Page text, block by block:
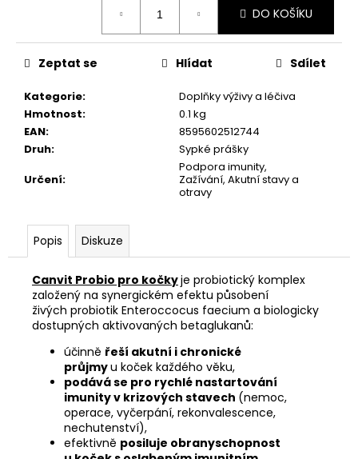
DO KOŠÍKU
Kategorie:
Doplňky výživy a léčiva
Hmotnost:
0.1 kg
EAN:
8595602512744
Druh:
Sypké prášky
Určení:
Podpora imunity,
Zažívání, Akutní stavy a
otravy
Zeptat se Hlídat Sdílet
Popis Diskuze
Canvit Probio pro kočkyje probiotický komplex
založený na synergickém efektu působení
živých probiotik Enteroccocus faecium a biologicky
dostupných aktivovaných betaglukanů:
účinně řeší akutní i chronické
průjmyu koček každého věku,
podává se pro rychlé nastartování
imunity v krizových stavech (nemoc,
operace, vyčerpání, rekonvalescence,
nechutenství),
efektivně posiluje obranyschopnost
j
e
e
JOSICAT
RICH
SAUCE
85G
Kč